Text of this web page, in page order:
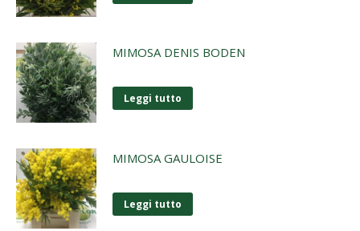
MIMOSA DENIS BODEN
Leggi tutto
MIMOSA GAULOISE
Leggi tutto